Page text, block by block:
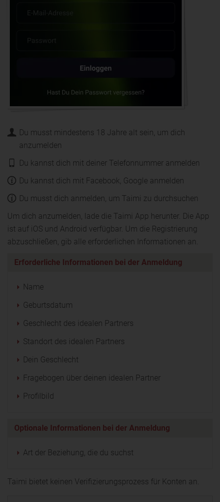
Du musst mindestens 18 Jahre alt sein, um dich
anzumelden
Du kannst dich mit deiner Telefonnummer anmelden
Du kannst dich mit Facebook, Google anmelden
Du musst dich anmelden, um Taimi zu durchsuchen
Um dich anzumelden, lade die Taimi App herunter. Die App
ist auf iOS und Android verfügbar. Um die Registrierung
abzuschließen, gib alle erforderlichen Informationen an.
Erforderliche Informationen bei der Anmeldung
Name
Geburtsdatum
Geschlecht des idealen Partners
Standort des idealen Partners
Dein Geschlecht
Fragebogen über deinen idealen Partner
Profilbild
Optionale Informationen bei der Anmeldung
Art der Beziehung, die du suchst
Taimi bietet keinen Verifizierungsprozess für Konten an.